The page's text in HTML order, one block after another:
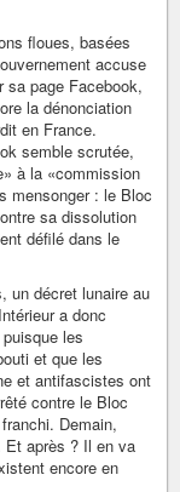
floues, basées
accuse
sa page Facebook,
la dénonciation
en France.
semble scrutée,
à la «commission
mensonger : le Bloc
sa dissolution
défilé dans le
un décret lunaire au
a donc
les
et que les
et antifascistes ont
contre le Bloc
Demain,
Et après ? Il en va
encore en